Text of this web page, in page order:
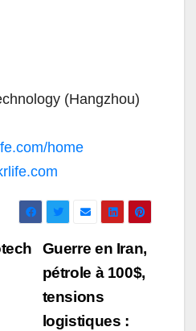
(Hangzhou)
home
Guerre en Iran,
pétrole à 100$,
tensions
logistiques :